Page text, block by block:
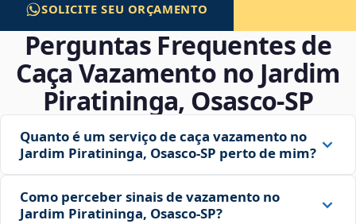
SOLICITE SEU ORÇAMENTO
Perguntas Frequentes de
Caça Vazamento no Jardim
Piratininga, Osasco‑SP
Quanto é um serviço de caça vazamento no
Jardim Piratininga, Osasco‑SP perto de mim?
Como perceber sinais de vazamento no
Jardim Piratininga, Osasco‑SP?